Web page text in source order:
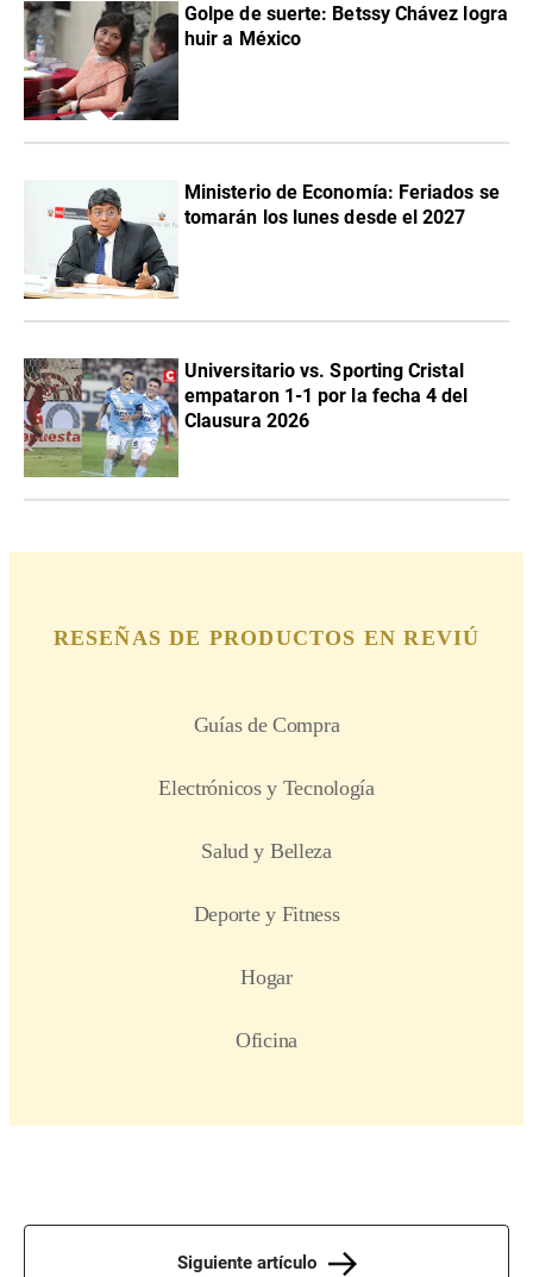
Golpe de suerte: Betssy Chávez logra
huir a México
Ministerio de Economía: Feriados se
tomarán los lunes desde el 2027
Universitario vs. Sporting Cristal
empataron 1-1 por la fecha 4 del
Clausura 2026
Siguiente artículo